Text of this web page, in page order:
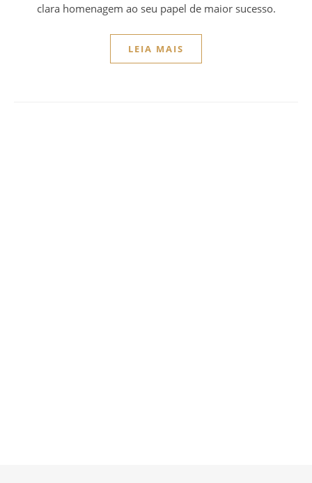
clara homenagem ao seu papel de maior sucesso.
LEIA MAIS